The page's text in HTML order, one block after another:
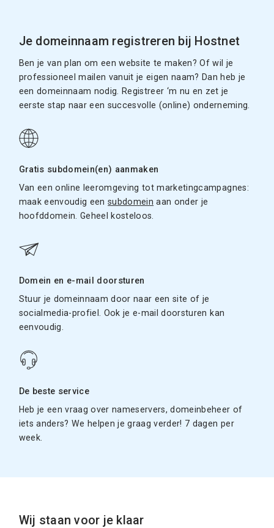
Je domeinnaam registreren bij Hostnet
Ben je van plan om een website te maken? Of wil je
professioneel mailen vanuit je eigen naam? Dan heb je
een domeinnaam nodig. Registreer ‘m nu en zet je
eerste stap naar een succesvolle (online) onderneming.
Gratis subdomein(en) aanmaken
Van een online leeromgeving tot marketingcampagnes:
maak eenvoudig eensubdomein aan onder je
hoofddomein. Geheel kosteloos.
Domein en e-mail doorsturen
Stuur je domeinnaam door naar een site of je
socialmedia-profiel. Ook je e-mail doorsturen kan
eenvoudig.
De beste service
Heb je een vraag over nameservers, domeinbeheer of
iets anders? We helpen je graag verder! 7 dagen per
week.
Wij staan voor je klaar